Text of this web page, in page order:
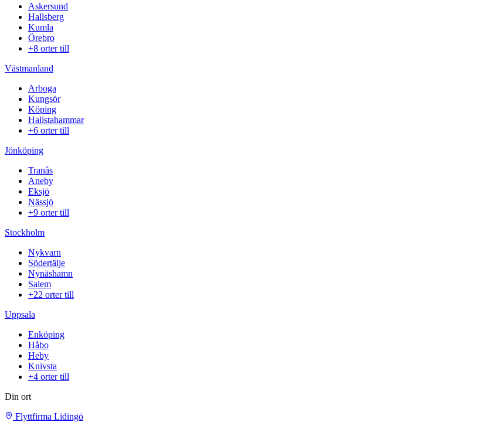
Askersund
Hallsberg
Kumla
Örebro
+8 orter till
Västmanland
Arboga
Kungsör
Köping
Hallstahammar
+6 orter till
Jönköping
Tranås
Aneby
Eksjö
Nässjö
+9 orter till
Stockholm
Nykvarn
Södertälje
Nynäshamn
Salem
+22 orter till
Uppsala
Enköping
Håbo
Heby
Knivsta
+4 orter till
Din ort
Flyttfirma Lidingö